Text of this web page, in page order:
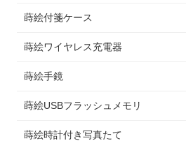
蒔絵付箋ケース
蒔絵ワイヤレス充電器
蒔絵手鏡
蒔絵USBフラッシュメモリ
蒔絵時計付き写真たて